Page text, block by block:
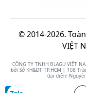
© 2014-2026.
VIỆT
CÔNG TY TNHH BLAGU VIỆT
bởi Sở KH&ĐT TP.HCM | 108
đại diện: